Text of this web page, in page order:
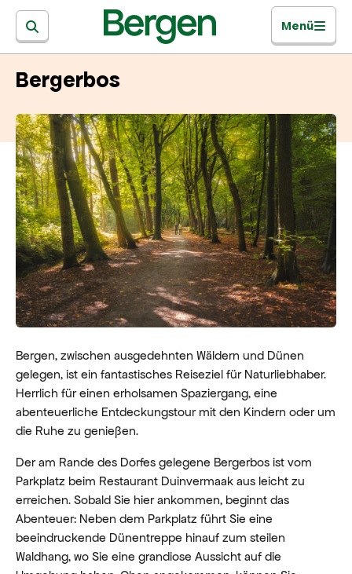
Menü
Bergerbos
Bergen, zwischen ausgedehnten Wäldern und Dünen
gelegen, ist ein fantastisches Reiseziel für Naturliebhaber.
Herrlich für einen erholsamen Spaziergang, eine
abenteuerliche Entdeckungstour mit den Kindern oder um
die Ruhe zu genießen.
Der am Rande des Dorfes gelegene Bergerbos ist vom
Parkplatz beim Restaurant Duinvermaak aus leicht zu
erreichen. Sobald Sie hier ankommen, beginnt das
Abenteuer: Neben dem Parkplatz führt Sie eine
beeindruckende Dünentreppe hinauf zum steilen
Waldhang, wo Sie eine grandiose Aussicht auf die